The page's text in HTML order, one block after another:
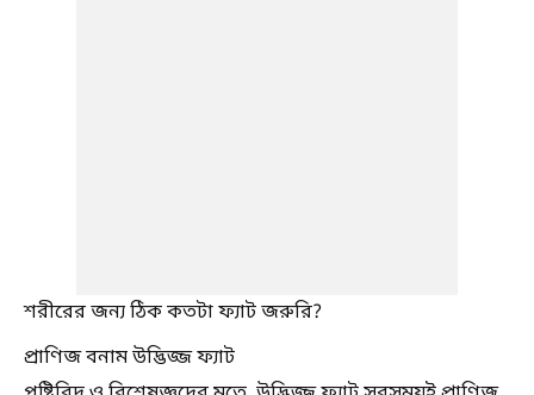
শরীরের জন্য ঠিক কতটা ফ্যাট জরুরি?
প্রাণিজ বনাম উদ্ভিজ্জ ফ্যাট